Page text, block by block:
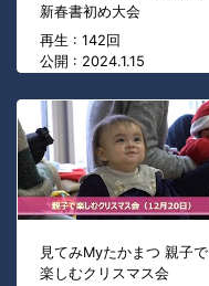
新春書初め大会
再生 : 142回
公開 : 2024.1.15
見てみMyたかまつ 親子で
楽しむクリスマス会